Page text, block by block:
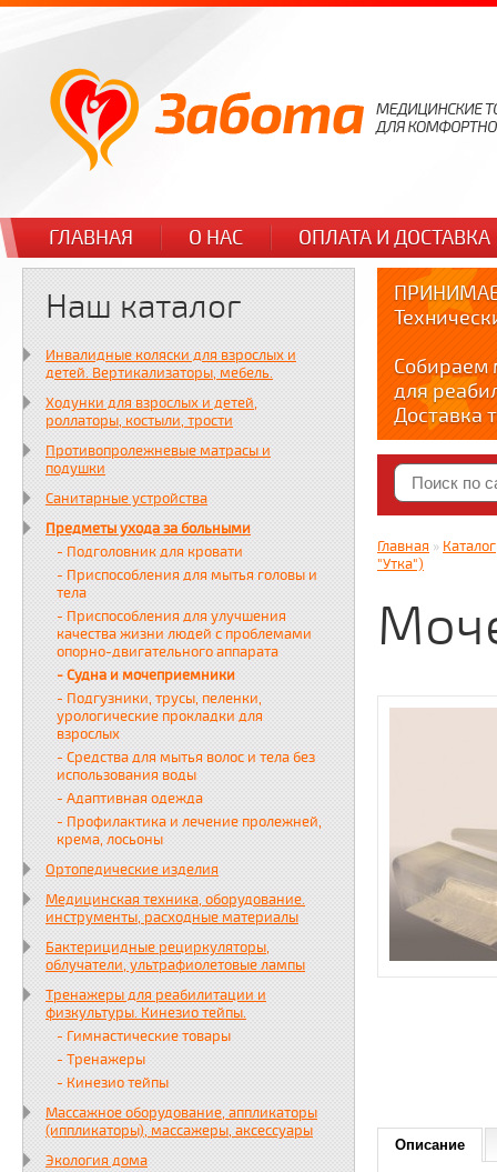
ГЛАВНАЯ О НАС ОПЛАТА И ДОСТАВКА
Наш каталог
Инвалидные коляски для взрослых и
детей. Вертикализаторы, мебель.
Ходунки для взрослых и детей,
роллаторы, костыли, трости
Противопролежневые матрасы и
подушки
Санитарные устройства
Предметы ухода за больными
- Подголовник для кровати
- Приспособления для мытья головы и
тела
- Приспособления для улучшения
качества жизни людей с проблемами
опорно-двигательного аппарата
- Судна и мочеприемники
- Подгузники, трусы, пеленки,
урологические прокладки для
взрослых
- Средства для мытья волос и тела без
использования воды
- Адаптивная одежда
- Профилактика и лечение пролежней,
крема, лосьоны
Ортопедические изделия
Медицинская техника, оборудование.
инструменты, расходные материалы
Бактерицидные рециркуляторы,
облучатели, ультрафиолетовые лампы
Тренажеры для реабилитации и
физкультуры. Кинезио тейпы.
- Гимнастические товары
- Тренажеры
- Кинезио тейпы
Массажное оборудование, аппликаторы
(иппликаторы), массажеры, аксессуары
Экология дома
Собираем
для
Доставка
по тел.
Краткие
Яндекс.
zabota16.ru
Всегда на
Главная » Каталог
"Утка")
Описание